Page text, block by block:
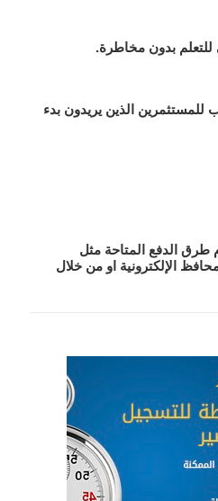
للتعلم بدون مخاطرة.
للمستثمرين الذين يريدون بدء
طرق الدفع المتاحة مثل
الإلكترونية او من خلال